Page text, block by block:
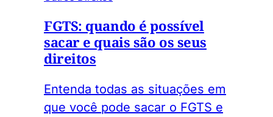
FGTS: quando é possível
sacar e quais são os seus
direitos
Entenda todas as situações em
que você pode sacar o FGTS e